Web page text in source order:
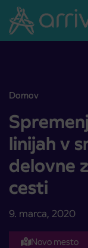
Skoči na vsebino
Domov
Spremenjen potek
linijah v
delovne
cesti
9. marca, 2020
Novo mesto